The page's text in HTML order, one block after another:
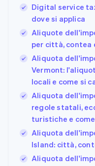
Digital service
dove si applica
Aliquote
per città, contea
Aliquota
Vermont:
locali e come si
Aliquota
regole statali,
turistiche e
Aliquota
Island: città,
Aliquota